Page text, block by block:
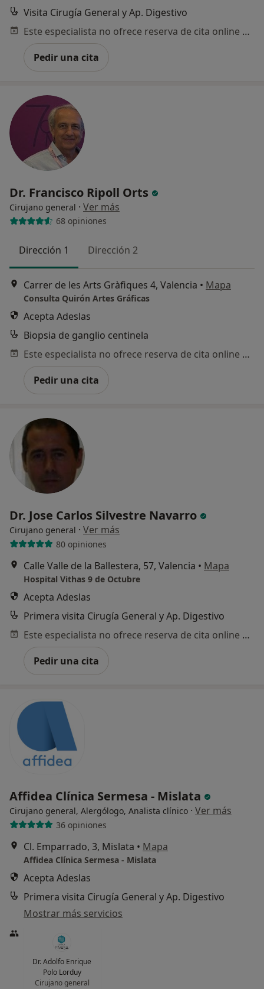
Visita Cirugía General y Ap. Digestivo
Este especialista no ofrece reserva de cita online en esta dirección.
Pedir una cita
Dr. Francisco Ripoll Orts
Cirujano general · Ver más
68 opiniones
Dirección 1 Dirección 2
Carrer de les Arts Gràfiques 4, Valencia • Mapa
Consulta Quirón Artes Gráficas
Acepta Adeslas
Biopsia de ganglio centinela
Este especialista no ofrece reserva de cita online en esta dirección.
Pedir una cita
Dr. Jose Carlos Silvestre Navarro
Cirujano general · Ver más
80 opiniones
Calle Valle de la Ballestera, 57, Valencia • Mapa
Hospital Vithas 9 de Octubre
Acepta Adeslas
Primera visita Cirugía General y Ap. Digestivo
Este especialista no ofrece reserva de cita online en esta dirección.
Pedir una cita
Affidea Clínica Sermesa - Mislata
Cirujano general, Alergólogo, Analista clínico · Ver más
36 opiniones
Cl. Emparrado, 3, Mislata • Mapa
Affidea Clínica Sermesa - Mislata
Acepta Adeslas
Primera visita Cirugía General y Ap. Digestivo
Mostrar más servicios
Dr. Adolfo Enrique
Polo Lorduy
Cirujano general